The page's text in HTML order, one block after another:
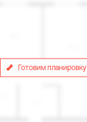
Готовим планировку